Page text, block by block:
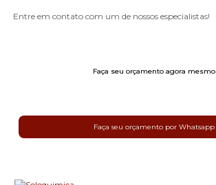
Entre em contato com um de nossos especialistas!
Faça seu orçamento agora mesmo
Faça seu orçamento por Whatsapp